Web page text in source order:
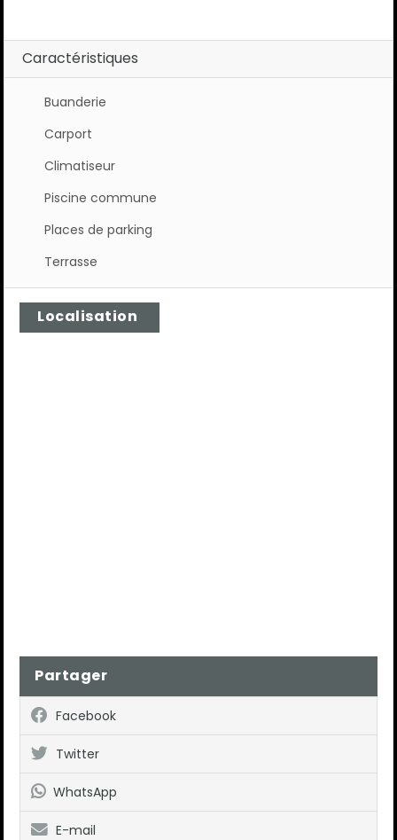
Caractéristiques
Buanderie
Carport
Climatiseur
Piscine commune
Places de parking
Terrasse
Localisation
Partager
Facebook
Twitter
WhatsApp
E-mail